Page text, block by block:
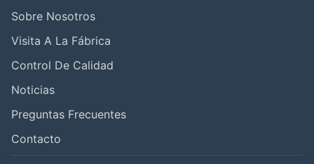
Sobre Nosotros
Visita A La Fábrica
Control De Calidad
Noticias
Preguntas Frecuentes
Contacto